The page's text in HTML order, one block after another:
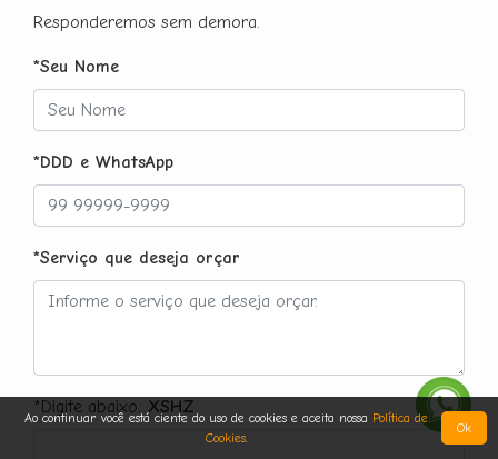
Responderemos sem demora.
*Seu Nome
*DDD e WhatsApp
*Serviço que deseja orçar
*Digite abaixo: XSHZ
Ao continuar você está ciente do uso de cookies e aceita nossa Política de
Cookies.
Ok